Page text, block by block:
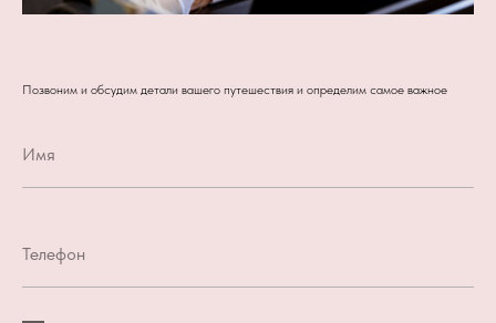
Позвоним и обсудим детали вашего путешествия и определим самое важное